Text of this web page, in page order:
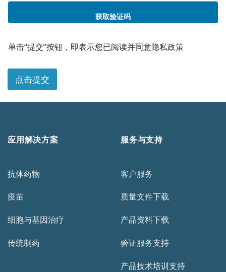
门
获取验证码
单击“提交”按钮，即表示您已阅读并同意隐私政策
点击提交
应用解决方案
抗体药物
疫苗
细胞与基因治疗
传统制药
服务与支持
客户服务
质量文件下载
产品资料下载
验证服务支持
产品技术培训支持